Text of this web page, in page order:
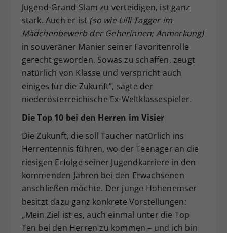
Jugend-Grand-Slam zu verteidigen, ist ganz
stark. Auch er ist (so wie Lilli Tagger im
Mädchenbewerb der Geherinnen; Anmerkung)
in souveräner Manier seiner Favoritenrolle
gerecht geworden. Sowas zu schaffen, zeugt
natürlich von Klasse und verspricht auch
einiges für die Zukunft“, sagte der
niederösterreichische Ex-Weltklassespieler.
Die Top 10 bei den Herren im Visier
Die Zukunft, die soll Taucher natürlich ins
Herrentennis führen, wo der Teenager an die
riesigen Erfolge seiner Jugendkarriere in den
kommenden Jahren bei den Erwachsenen
anschließen möchte. Der junge Hohenemser
besitzt dazu ganz konkrete Vorstellungen:
„Mein Ziel ist es, auch einmal unter die Top
Ten bei den Herren zu kommen – und ich bin